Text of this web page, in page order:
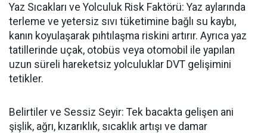
Yaz Sıcakları ve Yolculuk Risk Faktörü: Yaz aylarında
terleme ve yetersiz sıvı tüketimine bağlı su kaybı,
kanın koyulaşarak pıhtılaşma riskini artırır. Ayrıca yaz
tatillerinde uçak, otobüs veya otomobil ile yapılan
uzun süreli hareketsiz yolculuklar DVT gelişimini
tetikler.
Belirtiler ve Sessiz Seyir: Tek bacakta gelişen ani
şişlik, ağrı, kızarıklık, sıcaklık artışı ve damar